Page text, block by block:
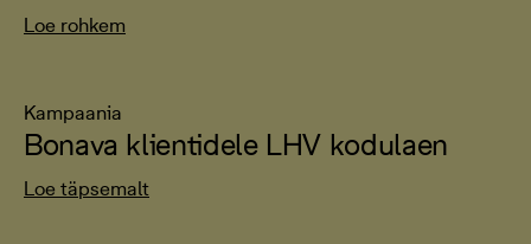
Loe rohkem
Kampaania
Bonava klientidele LHV kodulaen
Loe täpsemalt